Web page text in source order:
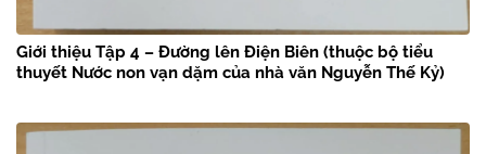
Giới thiệu Tập 4 – Đường lên Điện Biên (thuộc bộ tiểu
thuyết Nước non vạn dặm của nhà văn Nguyễn Thế Kỷ)